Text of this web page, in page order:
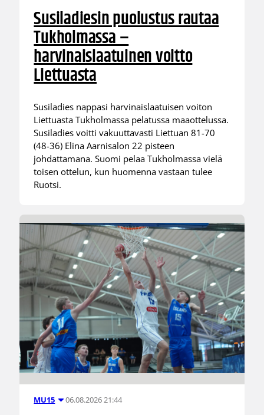
Susiladiesin puolustus rautaa
Tukholmassa –
harvinaislaatuinen voitto
Liettuasta
Susiladies nappasi harvinaislaatuisen voiton
Liettuasta Tukholmassa pelatussa maaottelussa.
Susiladies voitti vakuuttavasti Liettuan 81-70
(48-36) Elina Aarnisalon 22 pisteen
johdattamana. Suomi pelaa Tukholmassa vielä
toisen ottelun, kun huomenna vastaan tulee
Ruotsi.
MU15 06.08.2026 21:44